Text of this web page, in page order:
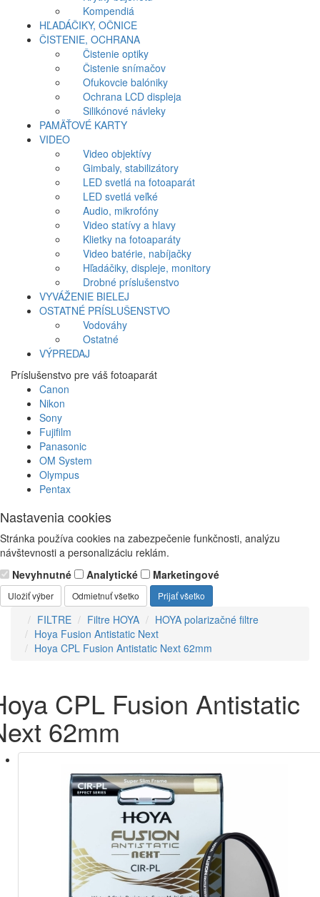
Kompendiá
HĽADÁČIKY, OČNICE
ČISTENIE, OCHRANA
Čistenie optiky
Čistenie snímačov
Ofukovcie balóniky
Ochrana LCD displeja
Silikónové návleky
PAMÄŤOVÉ KARTY
VIDEO
Video objektívy
Gimbaly, stabilizátory
LED svetlá na fotoaparát
LED svetlá veľké
Audio, mikrofóny
Video statívy a hlavy
Klietky na fotoaparáty
Video batérie, nabíjačky
Hľadáčiky, displeje, monitory
Drobné príslušenstvo
VYVÁŽENIE BIELEJ
OSTATNÉ PRÍSLUŠENSTVO
Vodováhy
Ostatné
VÝPREDAJ
Príslušenstvo pre váš fotoaparát
Canon
Nikon
Sony
Fujifilm
Panasonic
OM System
Olympus
Pentax
Nastavenia cookies
Stránka používa cookies na zabezpečenie funkčnosti, analýzu
návštevnosti a personalizáciu reklám.
Nevyhnutné
Analytické Marketingové
Uložiť výber Odmietnuť všetko Prijať všetko
FILTRE Filtre HOYA
HOYA polarizačné filtre
Hoya Fusion Antistatic Next
Hoya CPL Fusion Antistatic Next 62mm
CPL Fusion Antistatic
62mm